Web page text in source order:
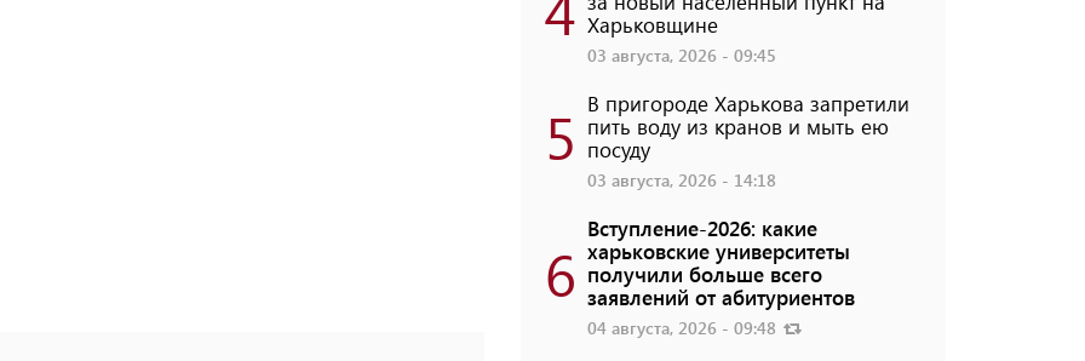
Харьковщине
03 августа, 2026 - 09:45
5 В пригороде Харькова запретили
пить воду из кранов и мыть ею
посуду
03 августа, 2026 - 14:18
6
Вступление-2026: какие
харьковские университеты
получили больше всего
заявлений от абитуриентов
04 августа, 2026 - 09:48